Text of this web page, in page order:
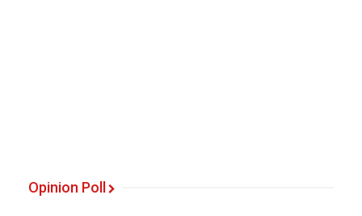
Opinion Poll